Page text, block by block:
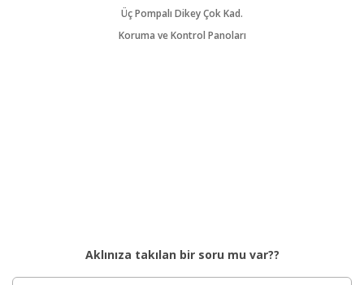
Üç Pompalı Dikey Çok Kad.
Koruma ve Kontrol Panoları
Aklınıza takılan bir soru mu var??